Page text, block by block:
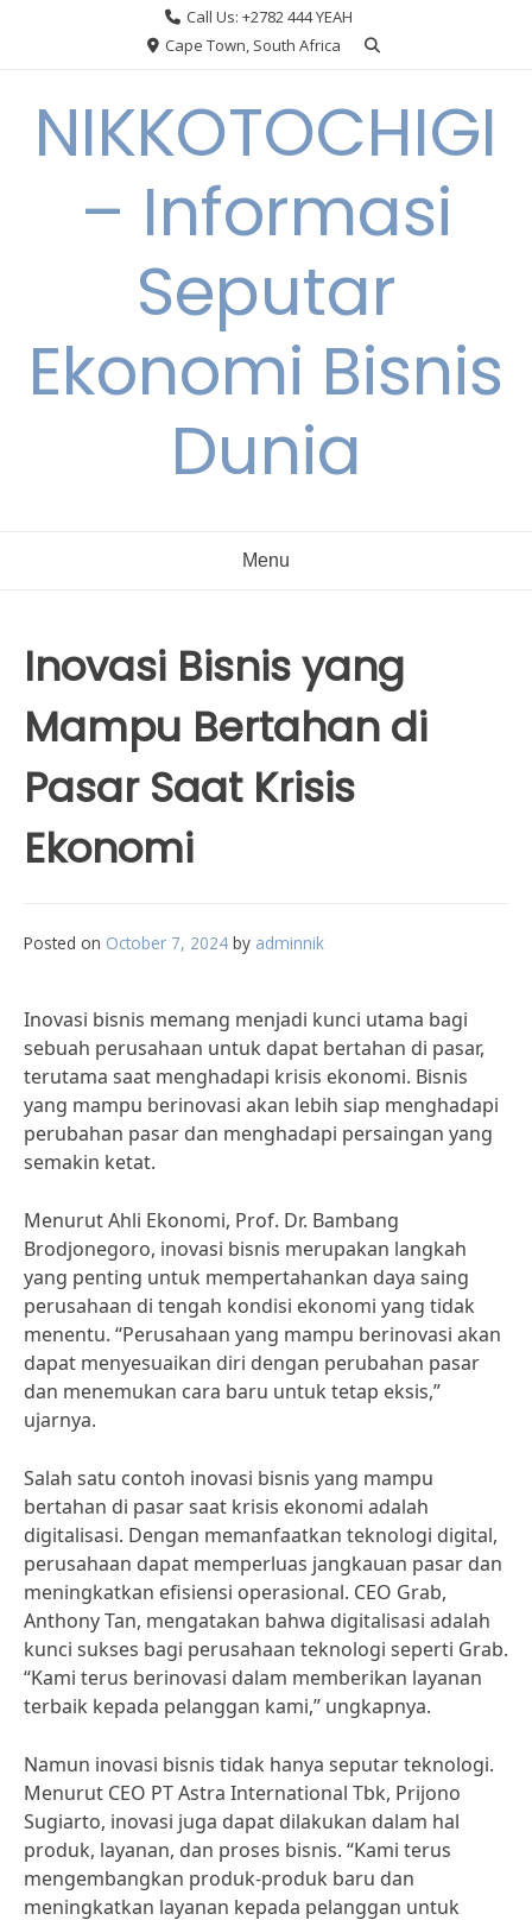
Call Us: +2782 444 YEAH
Cape Town, South Africa
NIKKOTOCHIGI
– Informasi
Seputar
Ekonomi Bisnis
Dunia
Menu
Inovasi Bisnis yang
Mampu Bertahan di
Pasar Saat Krisis
Ekonomi
Posted on October 7, 2024 by adminnik
Inovasi bisnis memang menjadi kunci utama bagi
sebuah perusahaan untuk dapat bertahan di pasar,
terutama saat menghadapi krisis ekonomi. Bisnis
yang mampu berinovasi akan lebih siap menghadapi
perubahan pasar dan menghadapi persaingan yang
semakin ketat.
Menurut Ahli Ekonomi, Prof. Dr. Bambang
Brodjonegoro, inovasi bisnis merupakan langkah
yang penting untuk mempertahankan daya saing
perusahaan di tengah kondisi ekonomi yang tidak
menentu. “Perusahaan yang mampu berinovasi akan
dapat menyesuaikan diri dengan perubahan pasar
dan menemukan cara baru untuk tetap eksis,”
ujarnya.
Salah satu contoh inovasi bisnis yang mampu
bertahan di pasar saat krisis ekonomi adalah
digitalisasi. Dengan memanfaatkan teknologi digital,
perusahaan dapat memperluas jangkauan pasar dan
meningkatkan efisiensi operasional. CEO Grab,
Anthony Tan, mengatakan bahwa digitalisasi adalah
kunci sukses bagi perusahaan teknologi seperti Grab.
“Kami terus berinovasi dalam memberikan layanan
terbaik kepada pelanggan kami,” ungkapnya.
Namun inovasi bisnis tidak hanya seputar teknologi.
Menurut CEO PT Astra International Tbk, Prijono
Sugiarto, inovasi juga dapat dilakukan dalam hal
produk, layanan, dan proses bisnis. “Kami terus
mengembangkan produk-produk baru dan
meningkatkan layanan kepada pelanggan untuk